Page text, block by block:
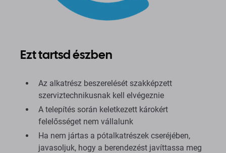
Ezt tartsd észben
Az alkatrész beszerelését szakképzett
szerviztechnikusnak kell elvégeznie
A telepítés során keletkezett károkért
felelősséget nem vállalunk
Ha nem jártas a pótalkatrészek cseréjében,
javasoljuk, hogy a berendezést javíttassa meg